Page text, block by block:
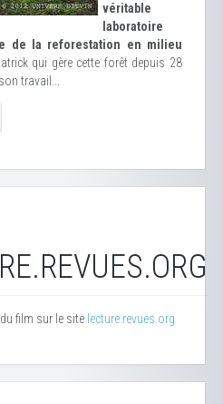
véritable
laboratoire
de la reforestation en milieu
qui gère cette forêt depuis 28
travail...
film sur le site lecture.revues.org